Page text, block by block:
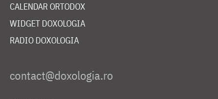
CALENDAR ORTODOX
WIDGET DOXOLOGIA
RADIO DOXOLOGIA